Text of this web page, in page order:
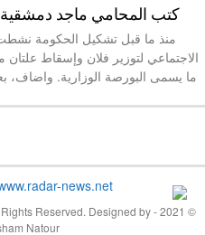
كتب المحامي ماجد دمشقية
منذ ما قبل تشكيل الحكومة نشطت
الاجتماعي لتوزير فلان وإسقاط
ما يسمى البورصة الوزارية. واضاف،
© 2021 - All Rights Reserved. Designed by
Natour